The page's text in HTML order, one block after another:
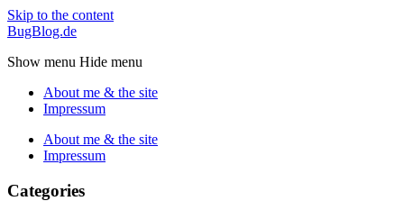
Skip to the content
BugBlog.de
Show menu Hide menu
About me & the site
Impressum
About me & the site
Impressum
Categories